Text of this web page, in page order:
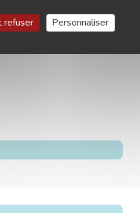
refuser Personnaliser